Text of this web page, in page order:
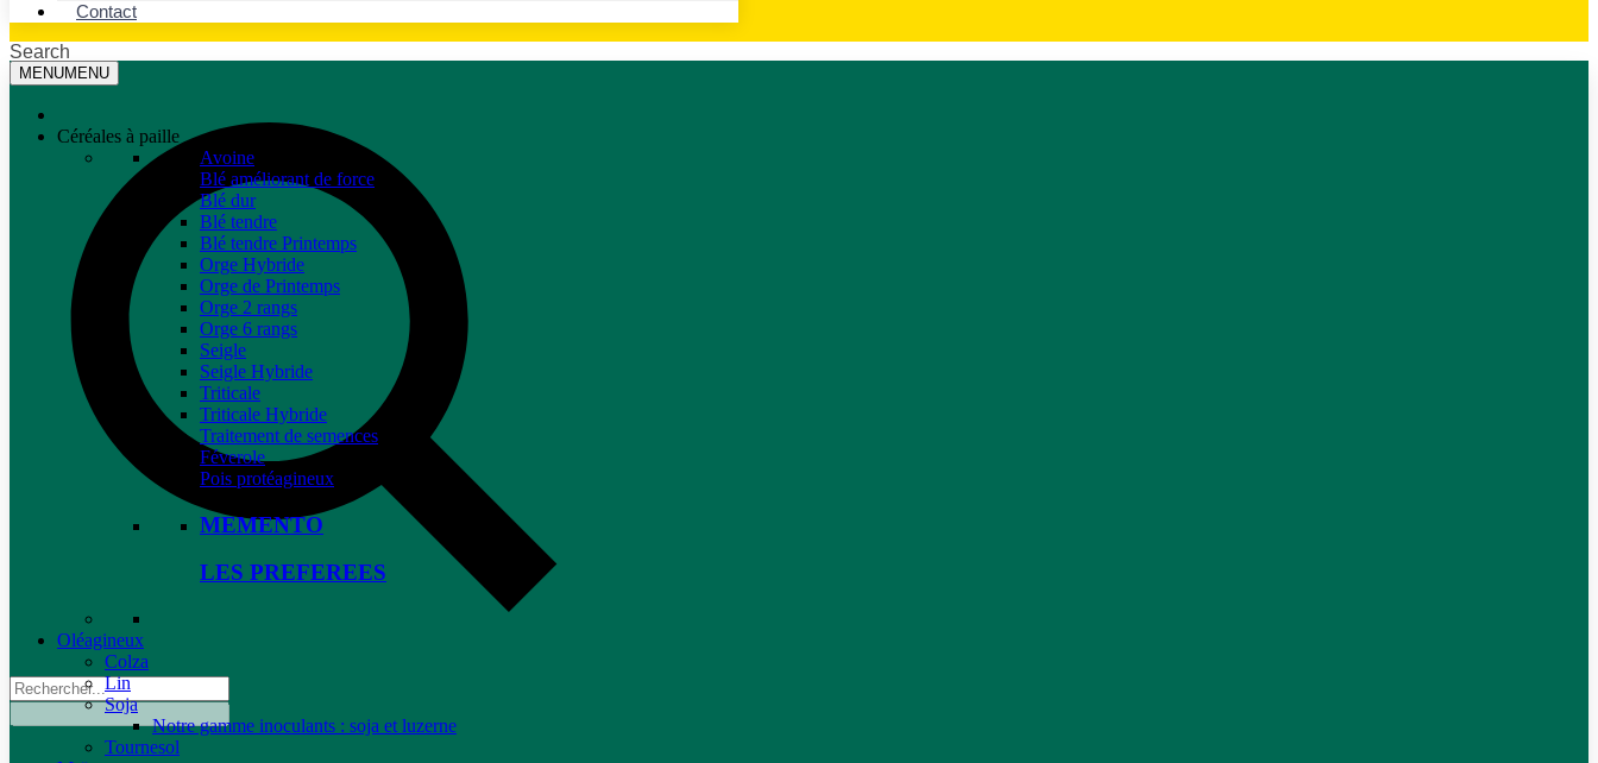
Contact
Search
MENUMENU
Céréales à paille
Avoine
Blé améliorant de force
Blé dur
Blé tendre
Blé tendre Printemps
Orge Hybride
Orge de Printemps
Orge 2 rangs
Orge 6 rangs
Seigle
Seigle Hybride
Triticale
Triticale Hybride
Traitement de semences
Féverole
Pois protéagineux
MEMENTO
LES PREFEREES
Oléagineux
Colza
Lin
Soja
Notre gamme inoculants : soja et luzerne
Tournesol